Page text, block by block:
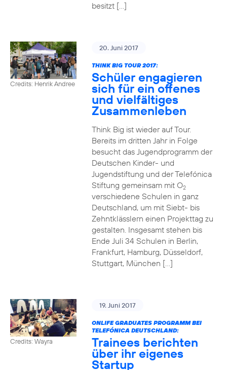
besitzt […]
Credits: Henrik Andree
20. Juni 2017
THINK BIG TOUR 2017:
Schüler engagieren
sich für ein offenes
und vielfältiges
Zusammenleben
Think Big ist wieder auf Tour.
Bereits im dritten Jahr in Folge
besucht das Jugendprogramm der
Deutschen Kinder- und
Jugendstiftung und der Telefónica
Stiftung gemeinsam mit O2
verschiedene Schulen in ganz
Deutschland, um mit Siebt- bis
Zehntklässlern einen Projekttag zu
gestalten. Insgesamt stehen bis
Ende Juli 34 Schulen in Berlin,
Frankfurt, Hamburg, Düsseldorf,
Stuttgart, München […]
Credits: Wayra
19. Juni 2017
ONLIFE GRADUATES PROGRAMM BEI
TELEFÓNICA DEUTSCHLAND:
Trainees berichten
über ihr eigenes
Startup